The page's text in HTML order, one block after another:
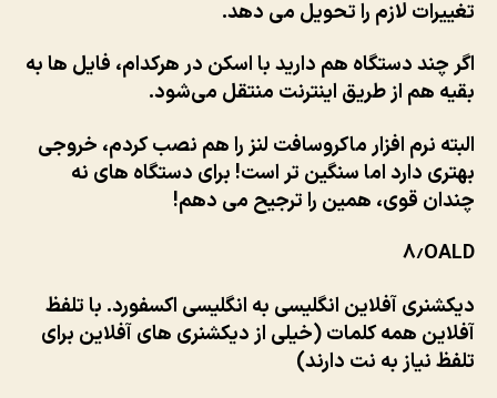
تغییرات لازم را تحویل می دهد.
اگر چند دستگاه هم دارید با اسکن در هرکدام، فایل ها به
بقیه هم از طریق اینترنت منتقل می‌شود.
البته نرم افزار ماکروسافت لنز را هم نصب کردم، خروجی
بهتری دارد اما سنگین تر است! برای دستگاه های نه
چندان قوی، همین را ترجیح می دهم!
۸٫OALD
دیکشنری آفلاین انگلیسی به انگلیسی اکسفورد. با تلفظ
آفلاین همه کلمات (خیلی از دیکشنری های آفلاین برای
تلفظ نیاز به نت دارند)